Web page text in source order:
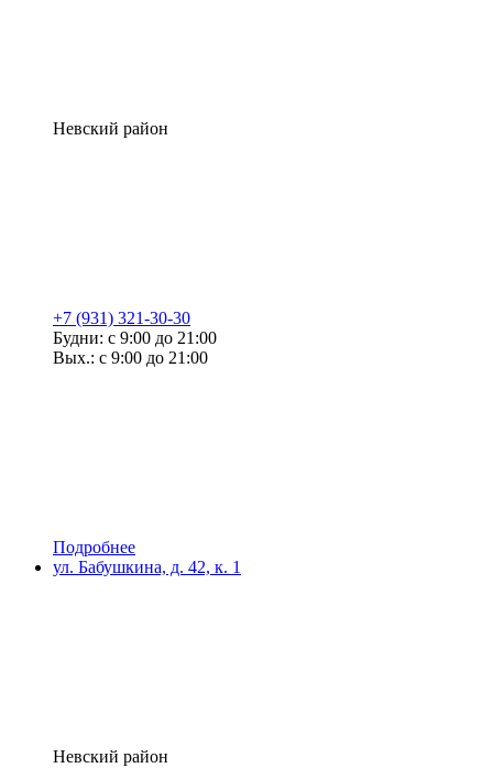
Невский район
+7 (931) 321-30-30
Будни: с 9:00 до 21:00
Вых.: с 9:00 до 21:00
Подробнее
ул. Бабушкина, д. 42, к. 1
Невский район